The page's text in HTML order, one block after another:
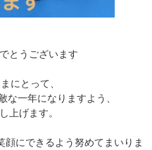
とうございます
にとって、
な一年になりますよう、
上げます。
にできるよう努めてまいりま